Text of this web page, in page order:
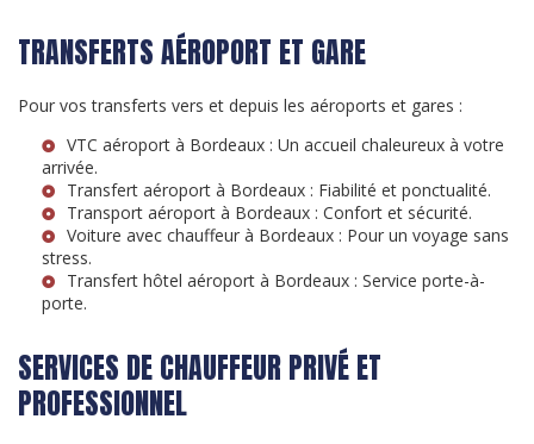
TRANSFERTS AÉROPORT ET GARE
Pour vos transferts vers et depuis les aéroports et gares :
VTC aéroport à Bordeaux : Un accueil chaleureux à votre
arrivée.
Transfert aéroport à Bordeaux : Fiabilité et ponctualité.
Transport aéroport à Bordeaux : Confort et sécurité.
Voiture avec chauffeur à Bordeaux : Pour un voyage sans
stress.
Transfert hôtel aéroport à Bordeaux : Service porte-à-
porte.
SERVICES DE CHAUFFEUR PRIVÉ ET
PROFESSIONNEL